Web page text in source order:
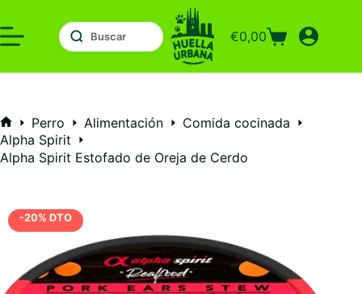
al
contenido
Carro
compra
€0,00
Inicio
Perro Alimentación
Comida cocinada
Alpha Spirit
Alpha Spirit Estofado de Oreja de Cerdo
-20% DTO